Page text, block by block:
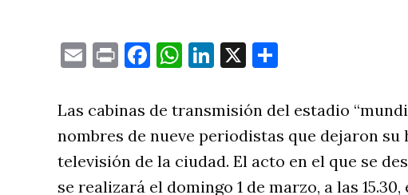
EmailPrintFacebook
WhatsApp
LinkedIn
X
Las cabinas de transmisión del estadio
nombres de nueve periodistas que dejaron
televisión de la ciudad. El acto en el que se
se realizará el domingo 1 de marzo, a las